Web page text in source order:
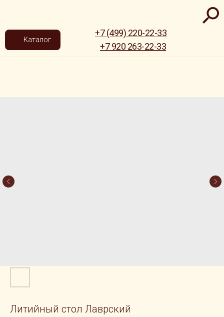
+7 920 263-22-33
+7 (499) 220-22-33
Каталог
Литийный стол Лаврский